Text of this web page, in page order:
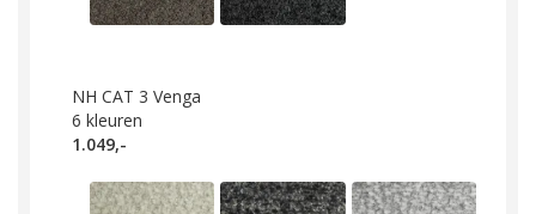
NH CAT 3 Venga
6 kleuren
1.049,-